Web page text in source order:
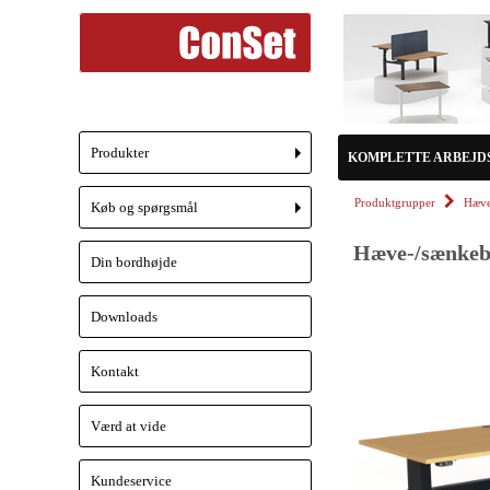
KOMPLETTE
Produktgrupper
Hæve-/
+
Produkter
+
Køb og spørgsmål
Din bordhøjde
Downloads
Kontakt
Værd at vide
Kundeservice